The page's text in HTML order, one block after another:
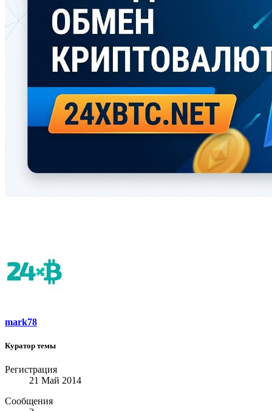
mark78
Куратор темы
Регистрация
21 Май 2014
Сообщения